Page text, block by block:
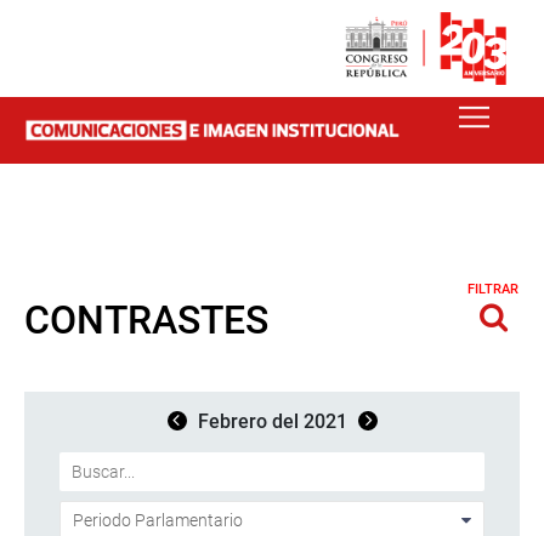
CONTRASTES
FILTRAR
Febrero del 2021